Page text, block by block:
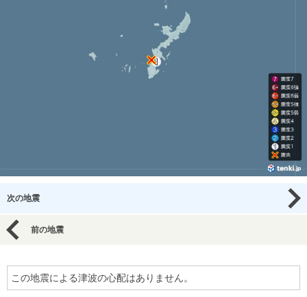
次の地震
前の地震
この地震による津波の心配はありません。